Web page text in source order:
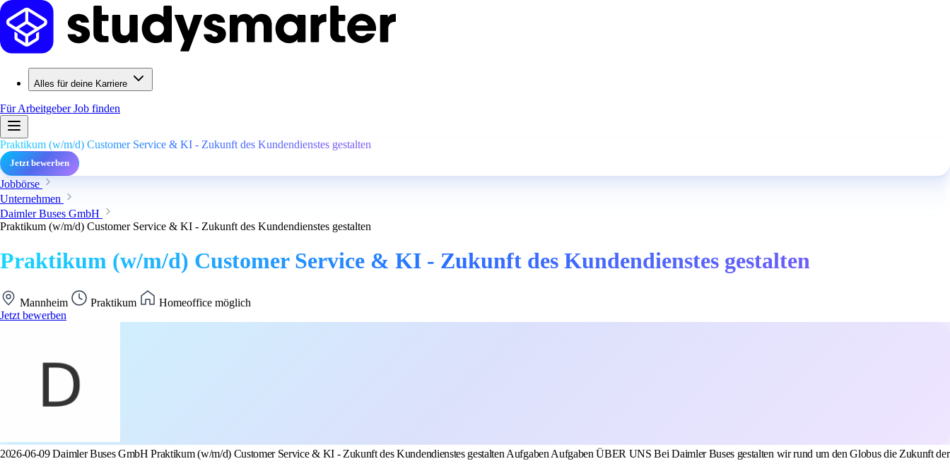
Alles für deine Karriere
Für ArbeitgeberJob finden
Praktikum (w/m/d) Customer Service & KI - Zukunft des Kundendienstes gestalten
Jetzt bewerben
Jobbörse
Unternehmen
Daimler Buses GmbH
Praktikum (w/m/d) Customer Service & KI - Zukunft des Kundendienstes gestalten
Praktikum (w/m/d) Customer Service & KI - Zukunft des Kundendienstes gestalten
Mannheim Praktikum
Homeoffice möglich
Jetzt bewerben
2026-06-09 Daimler Buses GmbH Praktikum (w/m/d) Customer Service & KI - Zukunft des Kundendienstes gestalten Aufgaben Aufgaben ÜBER UNS Bei Daimler Buses gestalten wir rund um den Globus die Zukunft der Mobilität und erzielen damit gemeinsam echte Wirkung. Als weltweit führender Bushersteller entwickeln und bauen wir nicht nur die besten Busse, sondern bringen den gesamten öffentlichen Personennah- und Reiseverkehr mit intelligenten und innovativen Services weiter voran. Wir übernehmen Verantwortung für lebenswerte Städte und arbeiten daran, unsere Vision nachhaltiger und zukunftsfähiger Mobilität Wirklichkeit werden zu lassen. Als ein Tochterunternehmen der Daimler Truck AG bilden wir einen zentralen Bestandteil des globalen Daimler Truck-Produktionsnetzwerks. Wir arbeiten für alle, die die Welt bewegen - das ist unser gemeinsamer Antrieb. Werde Teil unseres globalen Teams: Du machst den Unterschied - YOU MAKE US Unser Team DB/MCC-T besteht standortübergreifend (Neu-Ulm/Mannheim) aus 13 hochmotivierten und engagierten Technikfans, die unsere Werkstätten bei der Abstellung von Problemen an Kundenfahrzeugen unterstützen. Zudem sind wir verantwortlich für die Bündelung von Beanstandungen sowie die Einsteuerung von Fehlern aus dem Feld in den Fehlerrückführungsprozess ins Werk. WAS DICH ERWARTET Unterstützung bei der Konzeption und Umsetzung von KI-Lösungen im technischen Kundendienst (z. B. Wissensmanagement, Chatbots, etc.) Erstellung von Schulungsunterlagen zur praktischen Anwendung von KI-Lösungen und ggf. Durchführung von Schulungen Analyse und Aufbereitung von Fehler- und Felddaten zur Identifikation von Ursachen von technischen Problemen an unseren Fahrzeugen Erstellung von Auswertungen und Berichten für die Bearbeitung von technischen Reklamationsthemen im Fehlerrückführprozess Mitarbeit bei der Erstellung von Präsentationen und Entscheidungsgrundlagen WAS WIR DIR BIETEN Unter anderem erwarten Dich folgende Benefits bei uns: Einblicke in einen internationalen Konzern - lerne Strukturen, Abläufe und Projekte eines global agierenden Unternehmens kennen. Individuelle Einarbeitung und strukturierter Onboarding-Prozess Persönliche Betreuung durch feste Ansprechpersonen Aktives Praktikantennetzwerk - Austausch, Kontakte und gemeinsame Aktivitäten mit anderen Praktikantinnen und Praktikanten. Regelmäßiger Praktikanten-Jour-Fix - feste Termine für Events wie bspw. Werksführungen, Testfahrt oder Bewerbungstraining Arbeiten mit modernen Systemen & Technologien - sammle praktische Erfahrung mit aktuellen Tools und digitalen Arbeitsprozessen. Vergünstigte Kantine - täglich frische und preiswerte Verpflegung direkt vor Ort. Wir sind stolz darauf, als familienfreundliches Unternehmen seit 2009 mit dem Zertifikat audit berufundfamilie ausgezeichnet zu sein. Das Zertifikat steht für die besondere Anerkennung langjähriger, nachhaltiger familien- und lebensphasenbewusster Personalpolitik und der Gestaltung familiengerechter Arbeitsbedingungen. ÜBER UNS Bei Daimler Buses gestalten wir rund um den Globus die Zukunft der Mobilität und erzielen damit gemeinsam echte Wirkung. Als weltweit führender Bushersteller entwickeln und bauen wir nicht nur die besten Busse, sondern bringen den gesamten öffentlichen Personennah- und Reiseverkehr mit intelligenten und innovativen Services weiter voran. Wir übernehmen Verantwortung für lebenswerte Städte und arbeiten daran, unsere Vision nachhaltiger und zukunftsfähiger Mobilität Wirklichkeit werden zu lassen. Als ein Tochterunternehmen der Daimler Truck AG bilden wir einen zentralen Bestandteil des globalen Daimler Truck-Produktionsnetzwerks. Wir arbeiten für alle, die die Welt bewegen - das ist unser gemeinsamer Antrieb. Werde Teil unseres globalen Teams: Du machst den Unterschied - YOU MAKE US Unser Team DB/MCC-T besteht standortübergreifend (Neu-Ulm/Mannheim) aus 13 hochmotivierten und engagierten Technikfans, die unsere Werkstätten bei der Abstellung von Problemen an Kundenfahrzeugen unterstützen. Zudem sind wir verantwortlich für die Bündelung von Beanstandungen sowie die Einsteuerung von Fehlern aus dem Feld in den Fehlerrückführungsprozess ins Werk. WAS DICH ERWARTET Unterstützung bei der Konzeption und Umsetzung von KI-Lösungen im technischen Kundendienst (z. B. Wissensmanagement, Chatbots, etc.) Erstellung von Schulungsunterlagen zur praktischen Anwendung von KI-Lösungen und ggf. Durchführung von Schulungen Analyse und Aufbereitung von Fehler- und Felddaten zur Identifikation von Ursachen von technischen Problemen an unseren Fahrzeugen Erstellung von Auswertungen und Berichten für die Bearbeitung von technischen Reklamationsthemen im Fehlerrückführprozess Mitarbeit bei der Erstellung von Präsentationen und Entscheidungsgrundlagen WAS WIR DIR BIETEN Unter anderem erwarten Dich folgende Benefits bei uns: Einblicke in einen internationalen Konzern - lerne Strukturen, Abläufe und Projekte eines global agierenden Unternehmens kennen. Individuelle Einarbeitung und strukturierter Onboarding-Prozess Persönliche Betreuung durch feste Ansprechpersonen Aktives Praktikantennetzwerk - Austausch, Kontakte und gemeinsame Aktivitäten mit anderen Praktikantinnen und Praktikanten. Regelmäßiger Praktikanten-Jour-Fix - feste Termine für Events wie bspw. Werksführungen, Testfahrt oder Bewerbungstraining Arbeiten mit modernen Systemen & Technologien - sammle praktische Erfahrung mit aktuellen Tools und digitalen Arbeitsprozessen. Vergünstigte Kantine - täglich frische und preiswerte Verpflegung direkt vor Ort. Wir sind stolz darauf, als familienfreundliches Unternehmen seit 2009 mit dem Zertifikat audit berufundfamilie ausgezeichnet zu sein. Das Zertifikat steht für die besondere Anerkennung langjähriger, nachhaltiger familien- und lebensphasenbewusster Personalpolitik und der Gestaltung familiengerechter Arbeitsbedingungen. Qualifikationen Qualifikationen DESHALB PASST DU ZU UNS Studiengang in folgende Richtung: Elektrotechnik Elektronik Informationstechnik Mechatronik Technische Informatik Automotive Electrical Systems Engineering Du bringst nicht alles mit? Kein Problem! Deine Fähigkeiten sind uns wichtig, wichtiger ist uns jedoch deine Motivation. #MAKE YOUR MOVE und bewirb Dich jetzt - Wir freuen uns auf Dich! ZUSÄTZLICHE INFORMATIONEN Es handelt sich um eine befristete Stelle auf 6 Monate. Du fühlst Dich von unserem Angebot angesprochen und möchtest Teil des Teams werden? Dann bewirb Dich direkt online mit Deinen Bewerbungsunterlagen! Ganz ohne Formalitäten geht es natürlich auch bei uns nicht. Daher bitten wir darum, Dich ausschließlich online zu bewerben und Deiner Bewerbung einen Lebenslauf, ein Anschreiben, eine Immatrikulationsbescheinigung, einen aktuellen Notenauszug, einen Nachweis zur Regelstudienzeit sowie Zeugnisse beizufügen (max. Gesamtgröße der Anhänge 5 MB). Wir freuen uns über Onlinebewerbungen schwerbehinderter und ihnen gleichgestellter behinderter Menschen. Bei Fragen kannst Du Dich unter: sbv_mannheim@daimlertruck.com zudem an die Schwerbehindertenvertretung des Standorts wenden, die Dich gerne nach Deiner Bewerbung im weiteren Bewerbungsprozess unterstützt. Bei Problemen mit der Bewerbung oder Fragen zum Bewerbungsprozess steht Dir gerne das Recruiting Team unter recruiting_daimlerbuses@daimlertruck.com zur Verfügung. DESHALB PASST DU ZU UNS Studiengang in folgende Richtung: Elektrotechnik Elektronik Informationstechnik Mechatronik Technische Informatik Automotive Electrical Systems Engineering Du bringst nicht alles mit? Kein Problem! Deine Fähigkeiten sind uns wichtig, wichtiger ist uns jedoch deine Motivation. #MAKE YOUR MOVE und bewirb Dich jetzt - Wir freuen uns auf Dich! ZUSÄTZLICHE INFORMATIONEN Es handelt sich um eine befristete Stelle auf 6 Monate. Du fühlst Dich von unserem Angebot angesprochen und möchtest Teil des Teams werden? Dann bewirb Dich direkt online mit Deinen Bewerbungsunterlagen! Ganz ohne Formalitäten geht es natürlich auch bei uns nicht. Daher bitten wir darum, Dich ausschließlich online zu bewerben und Deiner Bewerbung einen Lebenslauf, ein Anschreiben, eine Immatrikulationsbescheinigung, einen aktuellen Notenauszug, einen Nachweis zur Regelstudienzeit sowie Zeugnisse beizufügen (max. Gesamtgröße der Anhänge 5 MB). Wir freuen uns über Onlinebewerbungen schwerbehinderter und ihnen gleichgestellter behinderter Menschen. Bei Fragen kannst Du Dich unter: sbv_mannheim@daimlertruck.com zudem an die Schwerbehindertenvertretung des Standorts wenden, die Dich gerne nach Deiner Bewerbung im weiteren Bewerbungsprozess unterstützt. Bei Problemen mit der Bewerbung oder Fragen zum Bewerbungsprozess steht Dir gerne das Recruiting Team unter recruiting_daimlerbuses@daimlertruck.com zur Verfügung. Unsere Unternehmenskultur Unsere Unternehmenskultur Bei Daimler Truck fördern wir Vielfalt und stehen für eine inklusive Unternehmenskultur. Wir schätzen die individuellen Stärken unserer Mitarbeiter:innen, denn diese führen zur besten Teamleistung und somit zum Erfolg unseres Unternehmens. Inklusion und Chancengleichheit sind uns wichtig - ganz gleich woher Du kommst und wer Du bist. Wir freuen uns auf Bewerbungen von Personen aller Kulturen und Geschlechter, Eltern, Menschen mit Behinderungen und Menschen aus der LGBTIQ+ Community. Bei Daimler Truck fördern wir Vielfalt und stehen für eine inklusive Unternehmenskultur. Wir schätzen die individuellen Stärken unserer Mitarbeiter:innen, denn diese führen zur besten Teamleistung und somit zum Erfolg unseres Unternehmens. Inklusion und Chancengleichheit sind uns wichtig - ganz gleich woher Du kommst